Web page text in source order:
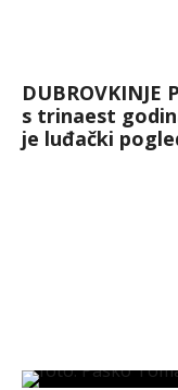
DUBROVKINJE
s trinaest
je luđački